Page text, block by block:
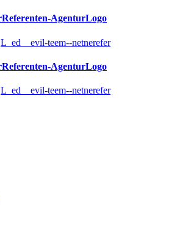
Referenten-AgenturLogo
L_ed__evil-teem--netnerefer
Referenten-AgenturLogo
L_ed__evil-teem--netnerefer